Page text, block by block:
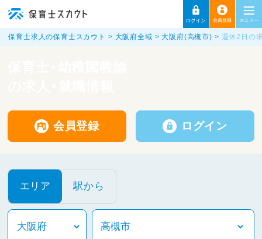
保育士求人の保育士スカウト 大阪府全域 大阪府(高槻市) 週休2日の
会員登録 ログイン
エリア 駅から